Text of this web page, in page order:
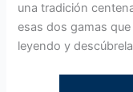
una tradición
esas dos gamas
leyendo y